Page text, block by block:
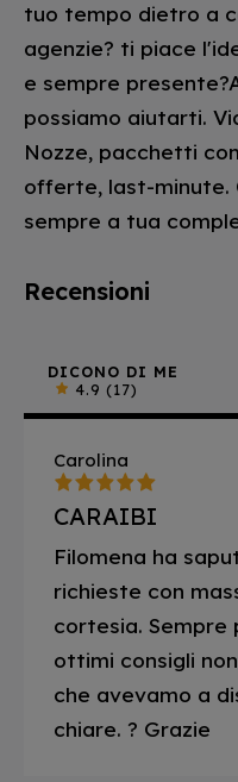
tuo tempo dietro a
agenzie? ti piace
e sempre
possiamo aiutarti.
Nozze, pacchetti
offerte, last-minute.
sempre a tua
Recensioni
DICONO DI ME
4.9 (17)
Carolina
CARAIBI
Filomena ha
richieste con
cortesia. Sempre
ottimi consigli
che avevamo a
chiare. ? Grazie